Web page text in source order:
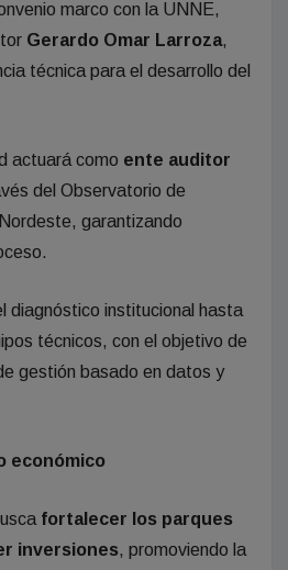
marco con la UNNE,
Gerardo Omar Larroza,
técnica para el desarrollo del
actuará como ente auditor
del Observatorio de
garantizando
diagnóstico institucional hasta
técnicos, con el objetivo de
gestión basado en datos y
económico
fortalecer los parques
inversiones, promoviendo la